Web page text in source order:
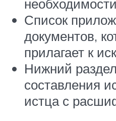
Список
документов,
прилагает к
Нижний
составления
истца с